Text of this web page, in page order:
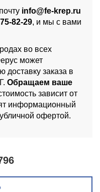
info@fe-krep.ru
82-29, и мы с вами
во всех
может
доставку заказа в
Обращаем ваше
зависит от
информационный
офертой.